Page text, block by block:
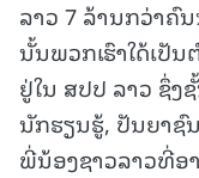
ລາວ 7 ລ້ານກວ່າຄົ
ນັ້ນພວກເຮົາໃດ້ເປັ
ຢູ່ໃນ ສປປ ລາວ ຊຶ່
ນັກຮຽນຮູ້, ປັນຍາຊົ
ພີ່ນ້ອງຊາວລາວທີ່ອ